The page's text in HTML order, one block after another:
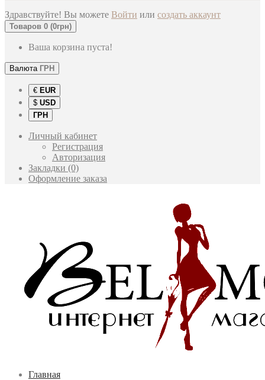
Здравствуйте! Вы можете Войти или создать аккаунт
Товаров 0 (0грн)
Ваша корзина пуста!
Валюта ГРН
€ EUR
$ USD
ГРН
Личный кабинет
Регистрация
Авторизация
Закладки (0)
Оформление заказа
Главная